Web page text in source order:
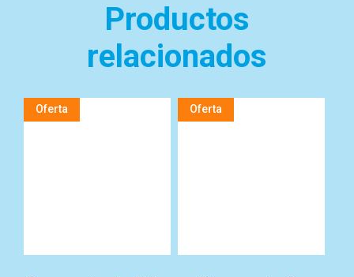
Productos
relacionados
Oferta Oferta